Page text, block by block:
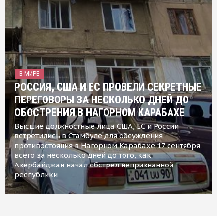
В МИРЕ
РОССИЯ, США И ЕС ПРОВЕЛИ СЕКРЕТНЫЕ
ПЕРЕГОВОРЫ ЗА НЕСКОЛЬКО ДНЕЙ ДО
ОБОСТРЕНИЯ В НАГОРНОМ КАРАБАХЕ
Высшие должностные лица США, ЕС и России
встретились в Стамбуле для обсуждения
противостояния в Нагорном Карабахе 17 сентября,
всего за несколько дней до того, как
Азербайджан начал обстрел непризнанной
республики